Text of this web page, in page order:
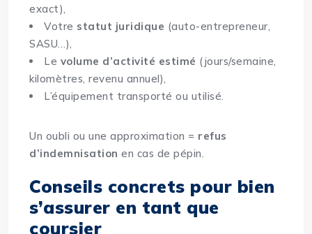
exact),
Votre statut juridique (auto-entrepreneur,
SASU…),
Le volume d’activité estimé (jours/semaine,
kilomètres, revenu annuel),
L’équipement transporté ou utilisé.
Un oubli ou une approximation = refus
d’indemnisation en cas de pépin.
Conseils concrets pour bien
s’assurer en tant que
coursier